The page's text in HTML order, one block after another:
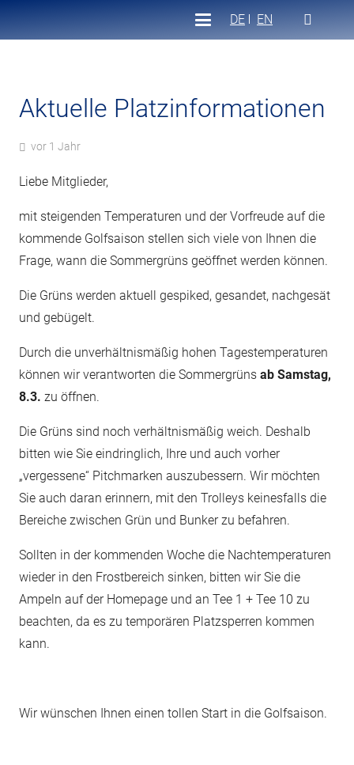
DE EN
Aktuelle Platzinformationen
vor 1 Jahr
Liebe Mitglieder,
mit steigenden Temperaturen und der Vorfreude auf die
kommende Golfsaison stellen sich viele von Ihnen die
Frage, wann die Sommergrüns geöffnet werden können.
Die Grüns werden aktuell gespiked, gesandet, nachgesät
und gebügelt.
Durch die unverhältnismäßig hohen Tagestemperaturen
können wir verantworten die Sommergrüns ab Samstag,
8.3. zu öffnen.
Die Grüns sind noch verhältnismäßig weich. Deshalb
bitten wie Sie eindringlich, Ihre und auch vorher
„vergessene“ Pitchmarken auszubessern. Wir möchten
Sie auch daran erinnern, mit den Trolleys keinesfalls die
Bereiche zwischen Grün und Bunker zu befahren.
Sollten in der kommenden Woche die Nachtemperaturen
wieder in den Frostbereich sinken, bitten wir Sie die
Ampeln auf der Homepage und an Tee 1 + Tee 10 zu
beachten, da es zu temporären Platzsperren kommen
kann.
Wir wünschen Ihnen einen tollen Start in die Golfsaison.